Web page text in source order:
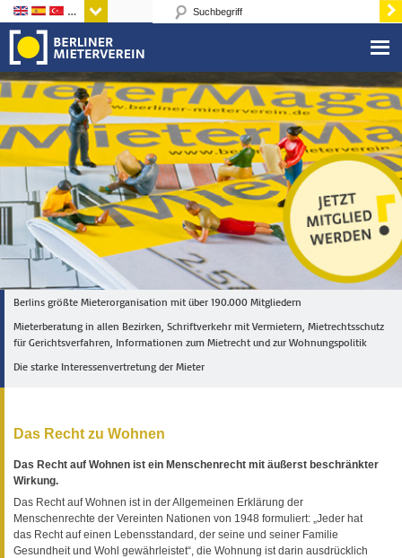
Sprachen
Berlins größte Mieterorganisation mit über 190.000 Mitgliedern
Mieterberatung in allen Bezirken, Schriftverkehr mit Vermietern, Mietrechtsschutz
für Gerichtsverfahren, Informationen zum Mietrecht und zur Wohnungspolitik
Die starke Interessenvertretung der Mieter
Das Recht zu Wohnen
Das Recht auf Wohnen ist ein Menschenrecht mit äußerst beschränkter
Wirkung.
Das Recht auf Wohnen ist in der Allgemeinen Erklärung der
Menschenrechte der Vereinten Nationen von 1948 formuliert: „Jeder hat
das Recht auf einen Lebensstandard, der seine und seiner Familie
Gesundheit und Wohl gewährleistet“, die Wohnung ist darin ausdrücklich